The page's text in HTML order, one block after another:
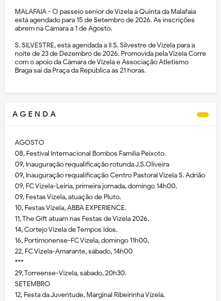
MALAFAIA - O passeio sénior de Vizela à Quinta da Malafaia
está agendado para 15 de Setembro de 2026. As inscrições
abrem na Câmara a 1 de Agosto.
S. SILVESTRE, está agendada a II S. Silvestre de Vizela para a
noite de 23 de Dezembro de 2026. Promovida pela Vizela Corre
com o apoio da Câmara de Vizela e Associação Atletismo
Braga sai da Praça da República às 21 horas.
A G E N D A
AGOSTO
08, Festival Internacional Bombos Família Peixoto.
09, Inauguração requalificação rotunda J.S.Oliveira
09, Inauguração requalificação Centro Pastoral Vizela S. Adrião
09, FC Vizela-Leiria, primeira jornada, domingo 14h00.
09, Festas Vizela, atuação de Pluto.
10, Festas Vizela, ABBA EXPERIENCE.
11, The Gift atuam nas Festas de Vizela 2026.
14, Cortejo Vizela de Tempos Idos.
16, Portimonense-FC Vizela, domingo 11h00,
22, FC Vizela-Amarante, sábado, 14h00
***
29, Torreense-Vizela, sábado, 20h30.
SETEMBRO
12, Festa da Juventude, Marginal Ribeirinha Vizela.